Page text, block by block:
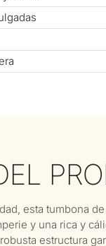
esta tumbona
y una rica y
estructura